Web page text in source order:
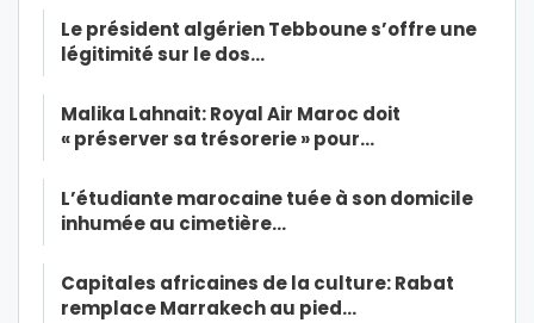
Le président algérien Tebboune s’offre une
légitimité sur le dos…
Malika Lahnait: Royal Air Maroc doit
« préserver sa trésorerie » pour…
L’étudiante marocaine tuée à son domicile
inhumée au cimetière…
Capitales africaines de la culture: Rabat
remplace Marrakech au pied…